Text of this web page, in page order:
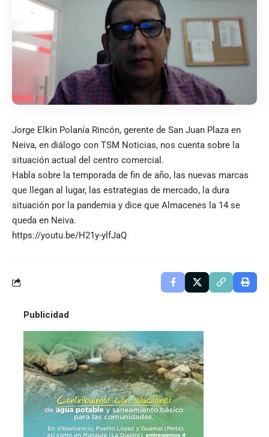
Jorge Elkin Polanía Rincón, gerente de San Juan Plaza en
Neiva, en diálogo con TSM Noticias, nos cuenta sobre la
situación actual del centro comercial.
Habla sobre la temporada de fin de año, las nuevas marcas
que llegan al lugar, las estrategias de mercado, la dura
situación por la pandemia y dice que Almacenes la 14 se
queda en Neiva.
https://youtu.be/H21y-ylfJaQ
Publicidad